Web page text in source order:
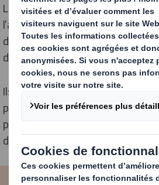
Laithwaite's Wine est le numéro
l'achat de vin en ligne. Ses
des milliers de vins, spiritueux et
directement à leur domicile.
Ils partagent notre vision de la
permis de mettre en place un
pour les emballages en carton
distribution à Gloucester, au